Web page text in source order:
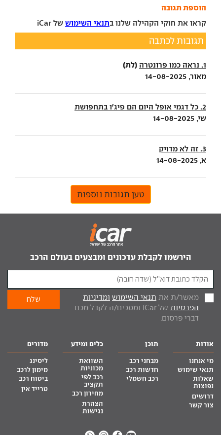
הוספת תגובה
קראו את חוקי הקהילה שלנו בתנאי השימוש של iCar
תגובות לכתבה
1. נראה כמו פרונטרה (לת)
מאור, 14-08-2025
2. כל דגמי אופל היום הם פיג'ו בתחפושת
שי, 14-08-2025
3. זה לא מדויק
א, 14-08-2025
טען תגובות נוספות
הירשמו לקבלת עדכונים ומבצעים בעולם הרכב
מאשר/ת את תנאי השימוש ומדיניות
הפרטיות
של iCar ומסכים/ה לקבל מכם
דברי פרסום.
אודות
מי אנחנו
תנאי שימוש
שאלות
נפוצות
דרושים
צור קשר
תוכן
מבחני רכב
חדשות רכב
רכב חשמלי
כלים ומידע
השוואת
מכוניות
רכב לפי
תקציב
מחירון רכב
הצהרת
נגישות
מדורים
ליסינג
מימון לרכב
ביטוח רכב
טרייד אין